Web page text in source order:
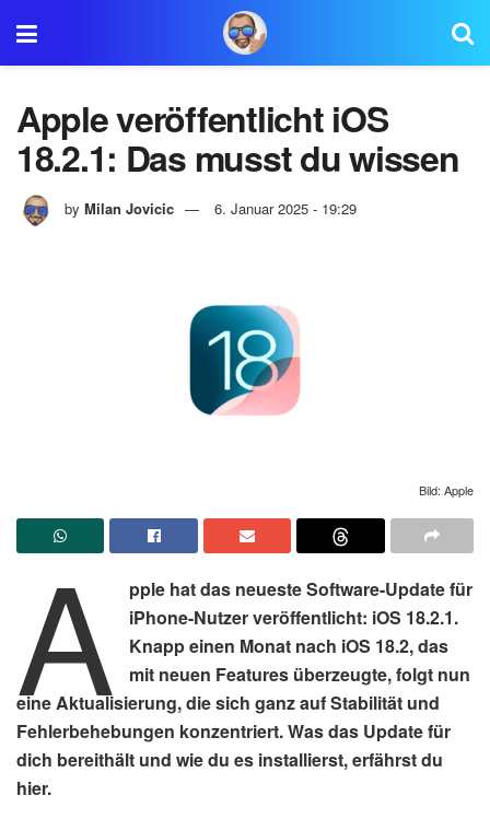
Apple veröffentlicht iOS
18.2.1: Das musst du wissen
by Milan Jovicic 6. Januar 2025 - 19:29
Bild: Apple
A
pple hat das neueste Software-Update für
iPhone-Nutzer veröffentlicht: iOS 18.2.1.
Knapp einen Monat nach iOS 18.2, das
mit neuen Features überzeugte, folgt nun
eine Aktualisierung, die sich ganz auf Stabilität und
Fehlerbehebungen konzentriert. Was das Update für
dich bereithält und wie du es installierst, erfährst du
hier.